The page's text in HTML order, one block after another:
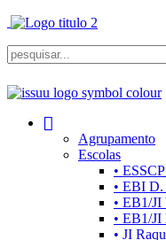
Agrupamento
Escolas
•
• EBI
• EB1/JI
• EB1/
• JI